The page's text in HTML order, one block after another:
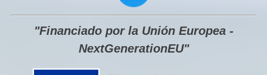
"Financiado por la Unión Europea -
NextGenerationEU"